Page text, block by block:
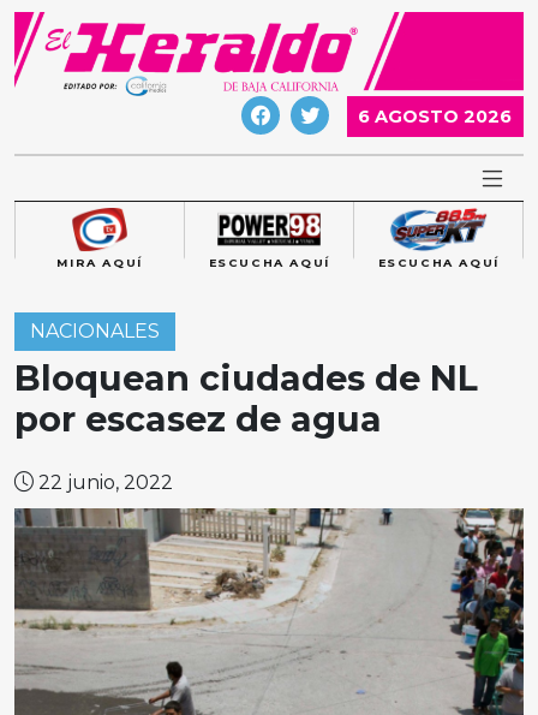
Skip
content
6 AGOSTO 2026
MIRA AQUÍ ESCUCHA AQUÍ ESCUCHA AQUÍ
NACIONALES
Bloquean ciudades de NL
por escasez de agua
22 junio, 2022